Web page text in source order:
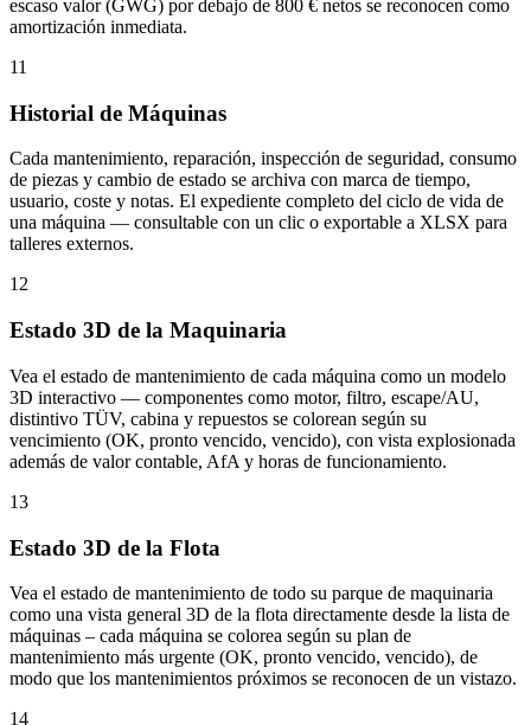
escaso valor (GWG) por debajo de 800 € netos se reconocen como
amortización inmediata.
11
Historial de Máquinas
Cada mantenimiento, reparación, inspección de seguridad, consumo
de piezas y cambio de estado se archiva con marca de tiempo,
usuario, coste y notas. El expediente completo del ciclo de vida de
una máquina — consultable con un clic o exportable a XLSX para
talleres externos.
12
Estado 3D de la Maquinaria
Vea el estado de mantenimiento de cada máquina como un modelo
3D interactivo — componentes como motor, filtro, escape/AU,
distintivo TÜV, cabina y repuestos se colorean según su
vencimiento (OK, pronto vencido, vencido), con vista explosionada
además de valor contable, AfA y horas de funcionamiento.
13
Estado 3D de la Flota
Vea el estado de mantenimiento de todo su parque de maquinaria
como una vista general 3D de la flota directamente desde la lista de
máquinas – cada máquina se colorea según su plan de
mantenimiento más urgente (OK, pronto vencido, vencido), de
modo que los mantenimientos próximos se reconocen de un vistazo.
14